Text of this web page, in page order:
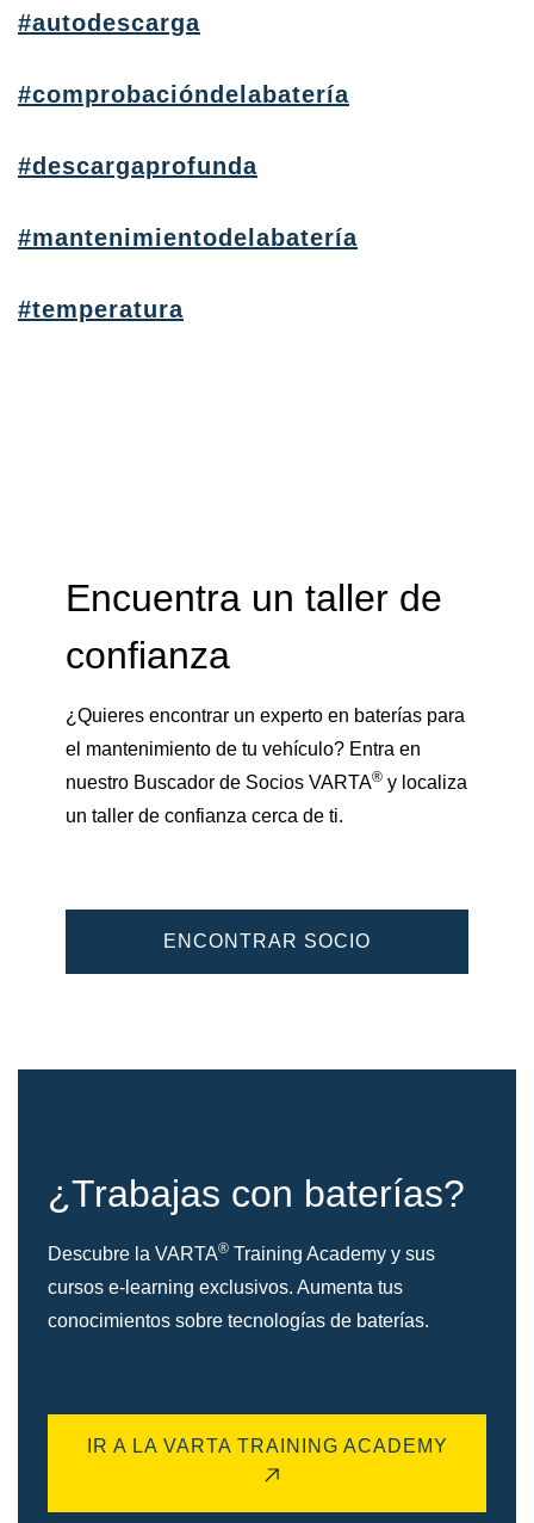
#autodescarga
#comprobacióndelabatería
#descargaprofunda
#mantenimientodelabatería
#temperatura
Encuentra un taller de
confianza
¿Quieres encontrar un experto en baterías para
el mantenimiento de tu vehículo? Entra en
nuestro Buscador de Socios VARTA® y localiza
un taller de confianza cerca de ti.
ENCONTRAR SOCIO
¿Trabajas con baterías?
Descubre la VARTA® Training Academy y sus
cursos e-learning exclusivos. Aumenta tus
conocimientos sobre tecnologías de baterías.
IR A LA VARTA TRAINING ACADEMY